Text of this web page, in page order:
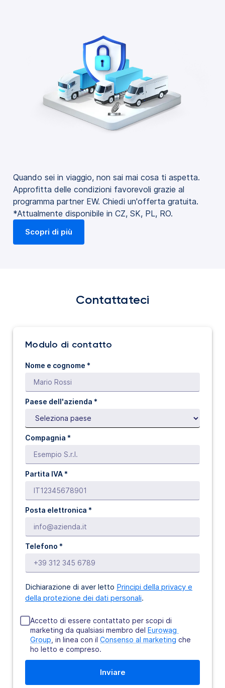
Quando sei in viaggio, non sai mai cosa ti aspetta.
Approfitta delle condizioni favorevoli grazie al
programma partner EW. Chiedi un'offerta gratuita.
*Attualmente disponibile in CZ, SK, PL, RO.
Scopri di più
Contattateci
Modulo di contatto
Nome e cognome *
Paese dell'azienda *
Compagnia *
Partita IVA *
Posta elettronica *
Telefono *
Dichiarazione di aver letto Principi della privacy e
della protezione dei dati personali.
Accetto di essere contattato per scopi di
marketing da qualsiasi membro del Eurowag
Group , in linea con il Consenso al marketing che
ho letto e compreso.